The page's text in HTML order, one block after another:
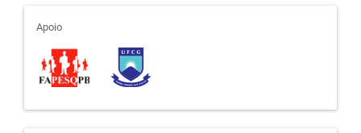
apoio
Apoio